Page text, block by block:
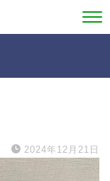
2024年12月21日